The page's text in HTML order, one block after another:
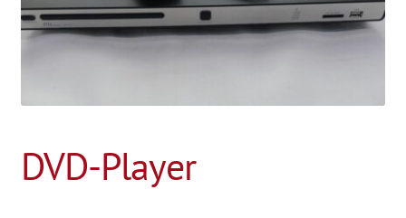
Kontakt & Feedback
DVD-Player